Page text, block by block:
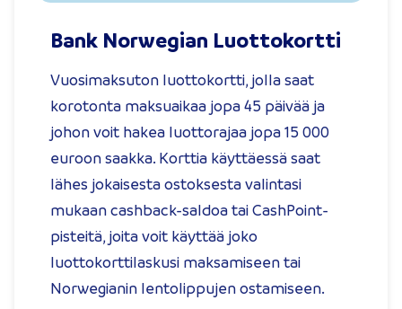
Bank Norwegian Luottokortti
Vuosimaksuton luottokortti, jolla saat
korotonta maksuaikaa jopa 45 päivää ja
johon voit hakea luottorajaa jopa 15 000
euroon saakka. Korttia käyttäessä saat
lähes jokaisesta ostoksesta valintasi
mukaan cashback-saldoa tai CashPoint-
pisteitä, joita voit käyttää joko
luottokorttilaskusi maksamiseen tai
Norwegianin lentolippujen ostamiseen.